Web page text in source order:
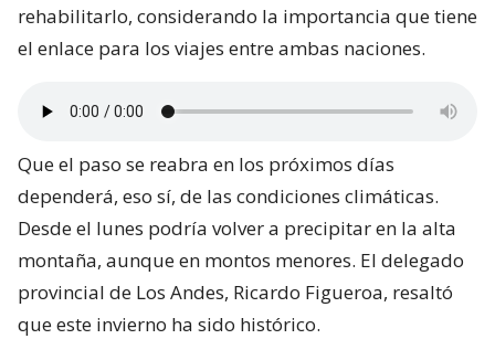
rehabilitarlo, considerando la importancia que tiene
el enlace para los viajes entre ambas naciones.
Que el paso se reabra en los próximos días
dependerá, eso sí, de las condiciones climáticas.
Desde el lunes podría volver a precipitar en la alta
montaña, aunque en montos menores. El delegado
provincial de Los Andes, Ricardo Figueroa, resaltó
que este invierno ha sido histórico.